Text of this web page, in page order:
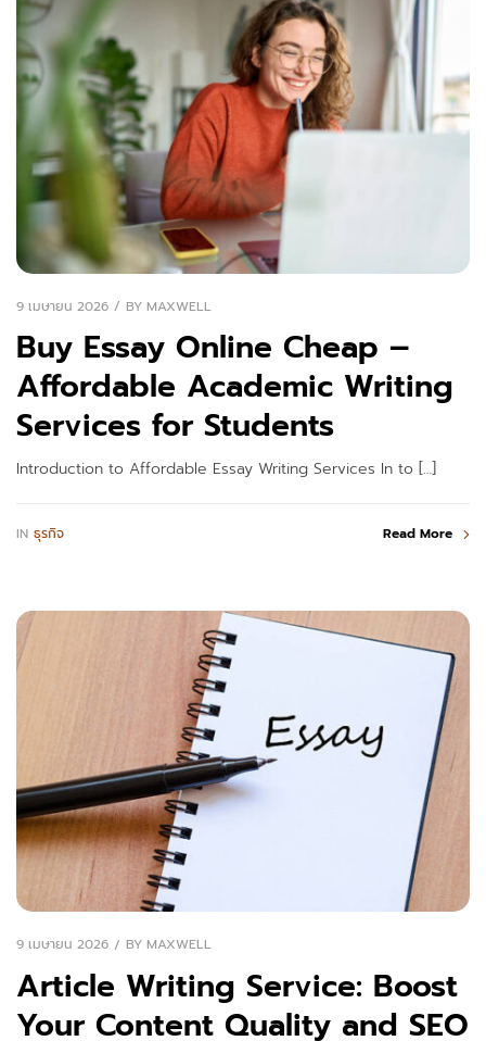
9 เมษายน 2026 BY MAXWELL
Buy Essay Online Cheap –
Affordable Academic Writing
Services for Students
Introduction to Affordable Essay Writing Services In to […]
IN ธุรกิจ Read More
9 เมษายน 2026 BY MAXWELL
Article Writing Service: Boost
Your Content Quality and SEO